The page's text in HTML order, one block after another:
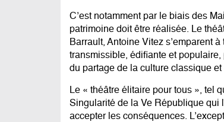
C’est notamment par le biais des
patrimoine doit être réalisée. Le
Barrault, Antoine Vitez s’emparent
transmissible, édifiante et
du partage de la culture classique
Le « théâtre élitaire pour tous », tel
Singularité de la Ve République qui
accepter les conséquences.